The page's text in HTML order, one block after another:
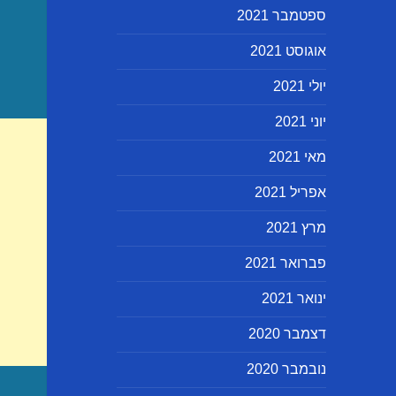
ספטמבר 2021
אוגוסט 2021
יולי 2021
יוני 2021
מאי 2021
אפריל 2021
מרץ 2021
פברואר 2021
ינואר 2021
דצמבר 2020
נובמבר 2020